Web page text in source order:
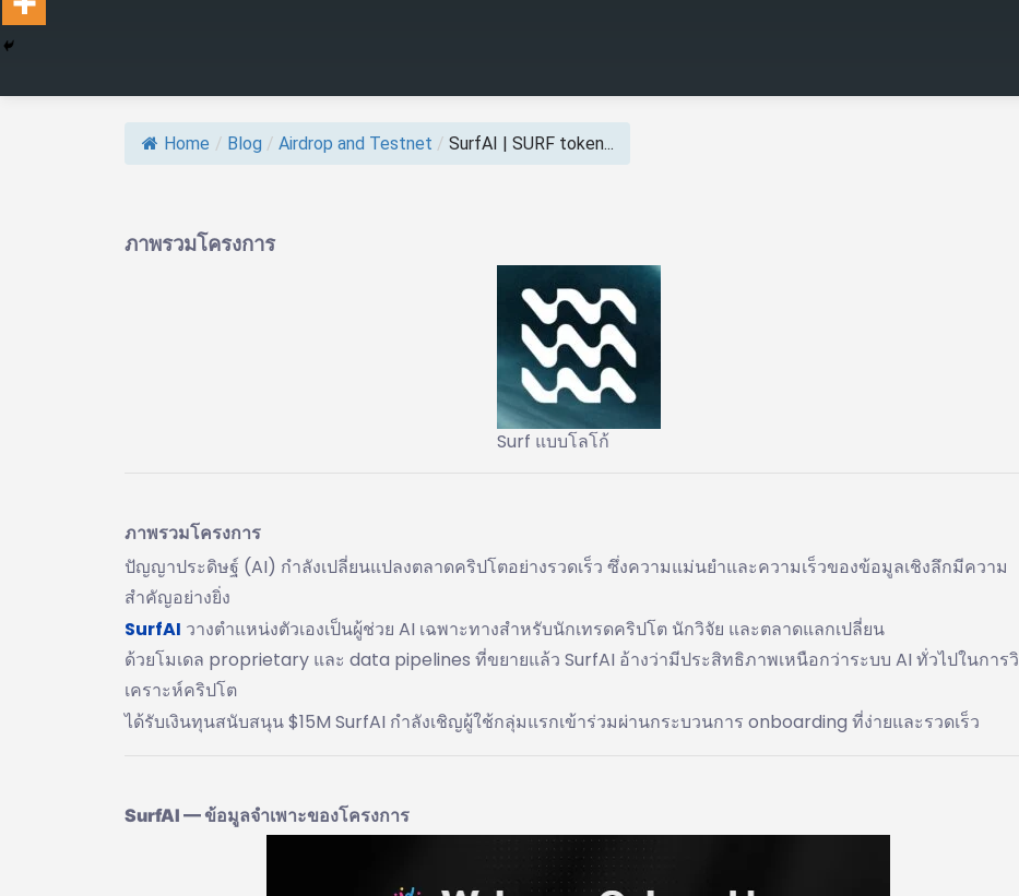
Home / Blog / Airdrop and Testnet / SurfAI | SURF token...
ภาพรวมโครงการ
Surf แบบโลโก้
ภาพรวมโครงการ
ปัญญาประดิษฐ์ (AI) กำลังเปลี่ยนแปลงตลาดคริปโตอย่างรวดเร็ว ซึ่งความแม่นยำและความเร็วของข้อมูลเชิงลึกมีความ
สำคัญอย่างยิ่ง
SurfAI วางตำแหน่งตัวเองเป็นผู้ช่วย AI เฉพาะทางสำหรับนักเทรดคริปโต นักวิจัย และตลาดแลกเปลี่ยน
ด้วยโมเดล proprietary และ data pipelines ที่ขยายแล้ว SurfAI อ้างว่ามีประสิทธิภาพเหนือกว่าระบบ AI ทั่วไปในการวิ
เคราะห์คริปโต
ได้รับเงินทุนสนับสนุน $15M SurfAI กำลังเชิญผู้ใช้กลุ่มแรกเข้าร่วมผ่านกระบวนการ onboarding ที่ง่ายและรวดเร็ว
SurfAI — ข้อมูลจำเพาะของโครงการ